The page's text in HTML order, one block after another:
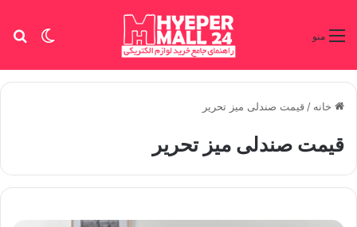
تغییر منو
خانه / قیمت صندلی میز تحریر
قیمت صندلی میز تحریر